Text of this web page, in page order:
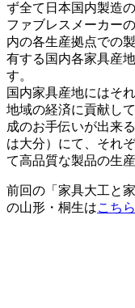
ず全て日本国内製造の
ファブレスメーカー
内の各生産拠点での
有する国内各家具産
す。
国内家具産地にはそ
地域の経済に貢献し
成のお手伝いが出来
は大分）にて、それ
て高品質な製品の生
前回の「家具大工と
の山形・桐生はこちら